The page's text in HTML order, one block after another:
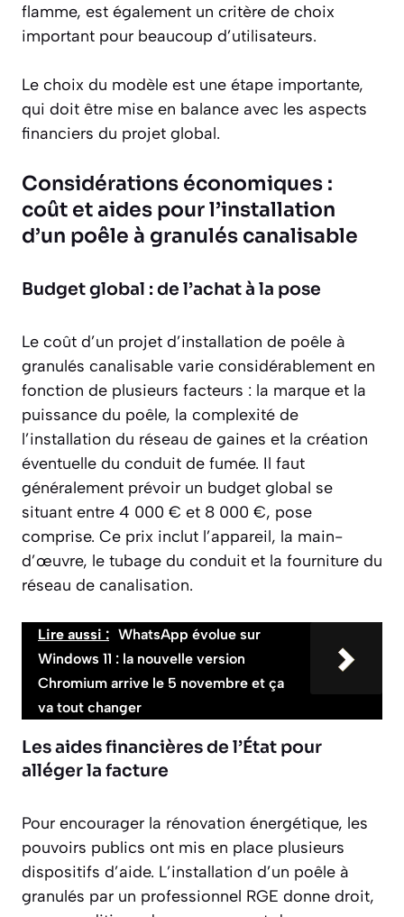
flamme, est également un critère de choix
important pour beaucoup d’utilisateurs.
Le choix du modèle est une étape importante,
qui doit être mise en balance avec les aspects
financiers du projet global.
Considérations économiques :
coût et aides pour l’installation
d’un poêle à granulés canalisable
Budget global : de l’achat à la pose
Le coût d’un projet d’installation de poêle à
granulés canalisable varie considérablement en
fonction de plusieurs facteurs : la marque et la
puissance du poêle, la complexité de
l’installation du réseau de gaines et la création
éventuelle du conduit de fumée. Il faut
généralement prévoir un budget global se
situant entre 4 000 € et 8 000 €, pose
comprise. Ce prix inclut l’appareil, la main-
d’œuvre, le tubage du conduit et la fourniture du
réseau de canalisation.
Lire aussi : WhatsApp évolue sur
Windows 11 : la nouvelle version
Chromium arrive le 5 novembre et ça
va tout changer
Les aides financières de l’État pour
alléger la facture
Pour encourager la rénovation énergétique, les
pouvoirs publics ont mis en place plusieurs
dispositifs d’aide. L’installation d’un poêle à
granulés par un professionnel RGE donne droit,